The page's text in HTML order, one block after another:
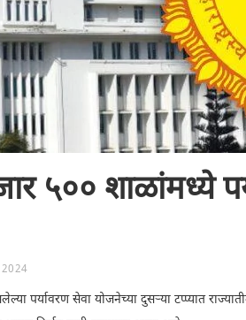
५०० शाळांमध्ये
पर्यावरण सेवा योजनेच्या दुसऱ्या टप्प्यात